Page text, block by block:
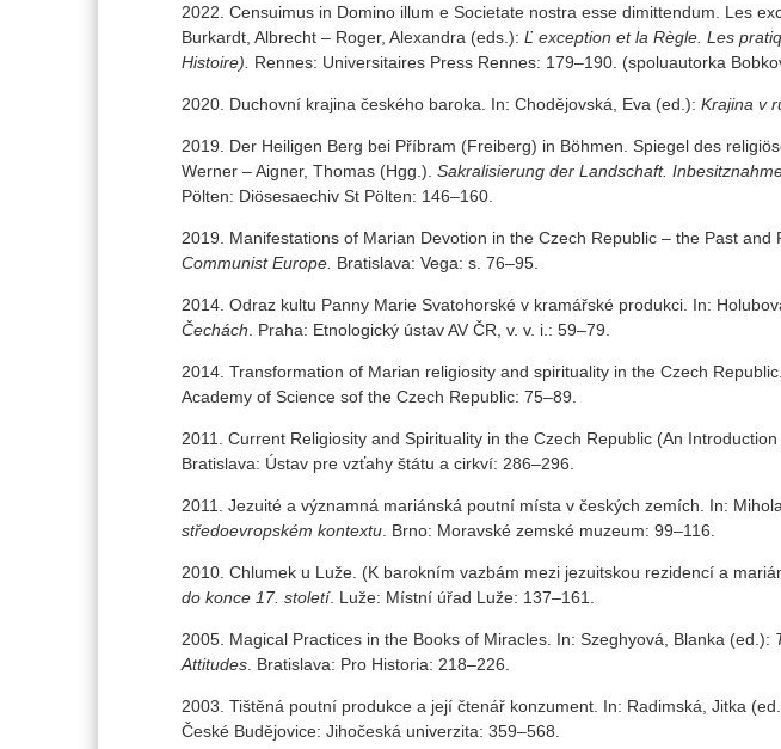
2022. Censuimus in Domino illum e Societate nostra esse dimittendum. Les
Burkardt, Albrecht – Roger, Alexandra (eds.): Ľ exception et la Règle. Les
Histoire). Rennes: Universitaires Press Rennes: 179–190. (spoluautorka
2020. Duchovní krajina českého baroka. In: Chodějovská, Eva (ed.): Krajina v
2019. Der Heiligen Berg bei Příbram (Freiberg) in Böhmen. Spiegel des
Werner – Aigner, Thomas (Hgg.). Sakralisierung der Landschaft.
Pölten: Diösesaechiv St Pölten: 146–160.
2019. Manifestations of Marian Devotion in the Czech Republic – the Past
Communist Europe. Bratislava: Vega: s. 76–95.
2014. Odraz kultu Panny Marie Svatohorské v kramářské produkci. In:
Čechách . Praha: Etnologický ústav AV ČR, v. v. i.: 59–79.
2014. Transformation of Marian religiosity and spirituality in the Czech
Academy of Science sof the Czech Republic: 75–89.
2011. Current Religiosity and Spirituality in the Czech Republic (An
Bratislava: Ústav pre vzťahy štátu a cirkví: 286–296.
2011. Jezuité a významná mariánská poutní místa v českých zemích. In:
středoevropském kontextu . Brno: Moravské zemské muzeum: 99–116.
2010. Chlumek u Luže. (K barokním vazbám mezi jezuitskou rezidencí a
do konce 17. století. Luže: Místní úřad Luže: 137–161.
2005. Magical Practices in the Books of Miracles. In: Szeghyová, Blanka (ed.):
Attitudes . Bratislava: Pro Historia: 218–226.
2003. Tištěná poutní produkce a její čtenář konzument. In: Radimská, Jitka
České Budějovice: Jihočeská univerzita: 359–568.